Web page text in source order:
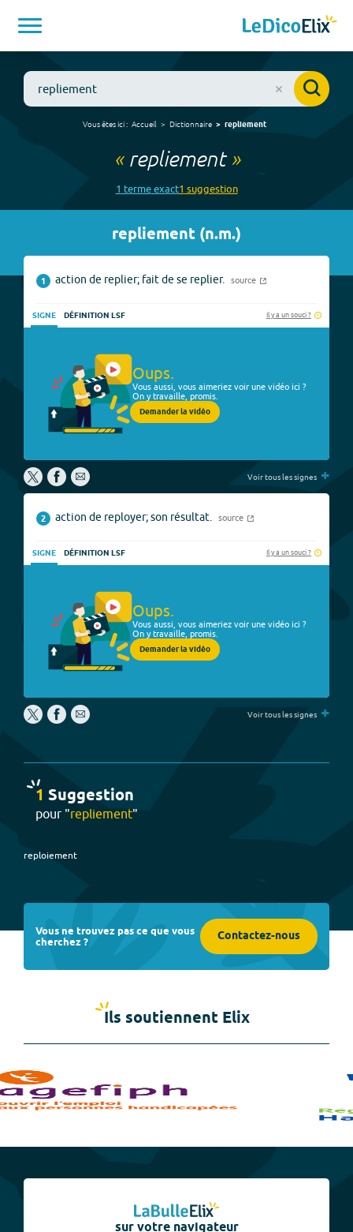
Vous êtes ici : Accueil Dictionnaire repliement
« repliement»
1 termeexact1 suggestion
repliement (n.m.)
1 action de replier; fait de se replier. source
SIGNE DÉFINITION LSF Il y a un souci ?
Oups.
Vous aussi, vous aimeriez voir une vidéo ici ?
On y travaille, promis.
Demander la vidéo
Voir tous les signes +
2 action de reployer; son résultat. source
SIGNE DÉFINITION LSF Il y a un souci ?
Oups.
Vous aussi, vous aimeriez voir une vidéo ici ?
On y travaille, promis.
Demander la vidéo
Voir tous les signes +
1 Suggestion
pour "repliement"
reploiement
Vous ne trouvez pas ce que vous
cherchez ? Contactez-nous
Ils soutiennent Elix
sur votre navigateur